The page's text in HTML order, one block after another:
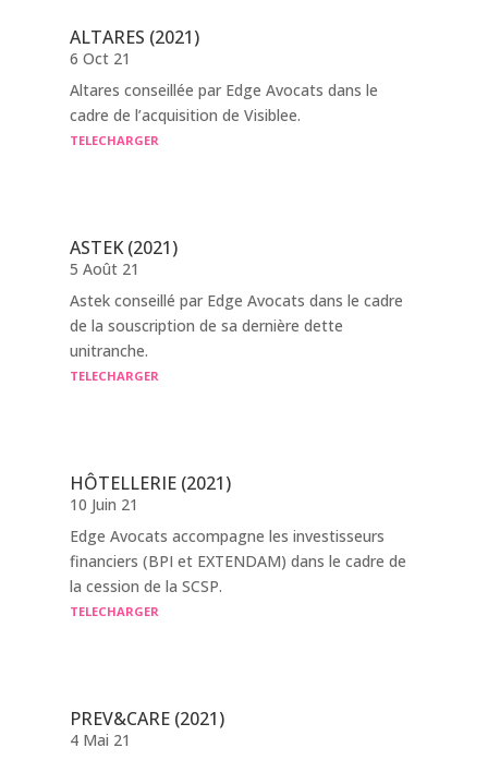
ALTARES (2021)
6 Oct 21
Altares conseillée par Edge Avocats dans le
cadre de l’acquisition de Visiblee.
TELECHARGER
ASTEK (2021)
5 Août 21
Astek conseillé par Edge Avocats dans le cadre
de la souscription de sa dernière dette
unitranche.
TELECHARGER
HÔTELLERIE (2021)
10 Juin 21
Edge Avocats accompagne les investisseurs
financiers (BPI et EXTENDAM) dans le cadre de
la cession de la SCSP.
TELECHARGER
PREV&CARE (2021)
4 Mai 21